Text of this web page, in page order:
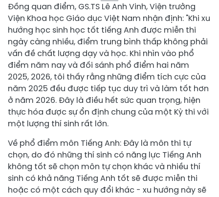
Đồng quan điểm, GS.TS Lê Anh Vinh, Viện trưởng
Viện Khoa học Giáo dục Việt Nam nhận định: "Khi xu
hướng học sinh học tốt tiếng Anh được miễn thi
ngày càng nhiều, điểm trung bình thấp không phải
vấn đề chất lượng dạy và học. Khi nhìn vào phổ
điểm năm nay và đối sánh phổ điểm hai năm
2025, 2026, tôi thấy rằng những điểm tích cực của
năm 2025 đều được tiếp tục duy trì và làm tốt hơn
ở năm 2026. Đây là điều hết sức quan trọng, hiện
thực hóa được sự ổn định chung của một Kỳ thi với
một lượng thí sinh rất lớn.
Về phổ điểm môn Tiếng Anh: Đây là môn thi tự
chọn, do đó những thí sinh có năng lực Tiếng Anh
không tốt sẽ chọn môn tự chọn khác và nhiều thí
sinh có khả năng Tiếng Anh tốt sẽ được miễn thi
hoặc có một cách quy đổi khác - xu hướng này sẽ